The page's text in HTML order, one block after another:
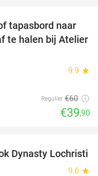
34%
tapasbord naar
te halen bij Atelier
9.9 star
Regulier €60
€39,90
17%
Dynasty Lochristi
9.6 star